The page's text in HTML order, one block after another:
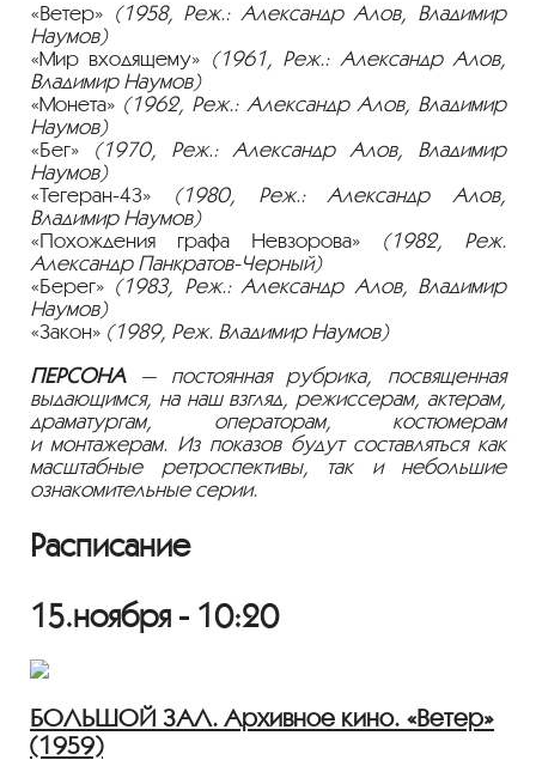
«Ветер» (1958, Реж.: Александр Алов, Владимир
Наумов)
«Мир входящему» (1961, Реж.: Александр Алов,
Владимир Наумов)
«Монета» (1962, Реж.: Александр Алов, Владимир
Наумов)
«Бег» (1970, Реж.: Александр Алов, Владимир
Наумов)
«Тегеран-43» (1980, Реж.: Александр Алов,
Владимир Наумов)
«Похождения графа Невзорова» (1982, Реж.
Александр Панкратов-Черный)
«Берег» (1983, Реж.: Александр Алов, Владимир
Наумов)
«Закон» (1989, Реж. Владимир Наумов)
ПЕРСОНА— постоянная рубрика, посвященная
выдающимся, на наш взгляд, режиссерам, актерам,
драматургам, операторам, костюмерам
и монтажерам. Из показов будут составляться как
масштабные ретроспективы, так и небольшие
ознакомительные серии.
Расписание
15.ноября - 10:20
БОЛЬШОЙ ЗАЛ. Архивное кино. «Ветер»
(1959)